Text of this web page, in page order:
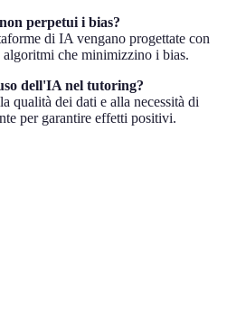
perpetui i bias?
di IA vengano progettate con
algoritmi che minimizzino i bias.
dell'IA nel tutoring?
qualità dei dati e alla necessità di
per garantire effetti positivi.